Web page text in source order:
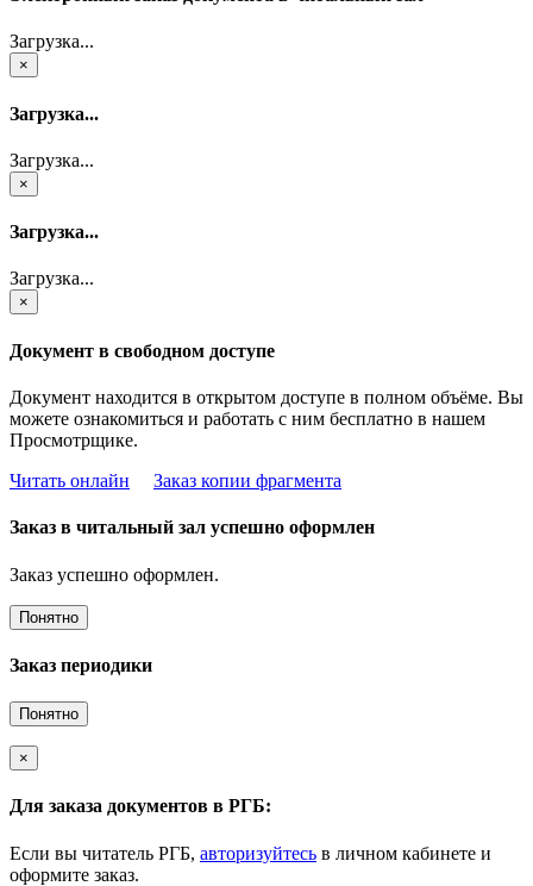
Загрузка...
×
Загрузка...
Загрузка...
×
Загрузка...
Загрузка...
×
Документ в свободном доступе
Документ находится в открытом доступе в полном объёме. Вы
можете ознакомиться и работать с ним бесплатно в нашем
Просмотрщике.
Читать онлайн
Заказ копии фрагмента
Заказ в читальный зал успешно оформлен
Заказ успешно оформлен.
Понятно
Заказ периодики
Понятно
×
Для заказа документов в РГБ:
Если вы читатель РГБ, авторизуйтесь в личном кабинете и
оформите заказ.